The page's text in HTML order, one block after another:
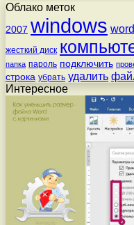
Облако меток
2007 windows word
жесткий диск
папка пароль подключить
строка убрать удалить
Интересное